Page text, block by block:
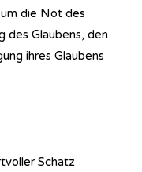
die Not des
des Glaubens, den
ihres Glaubens
Schatz